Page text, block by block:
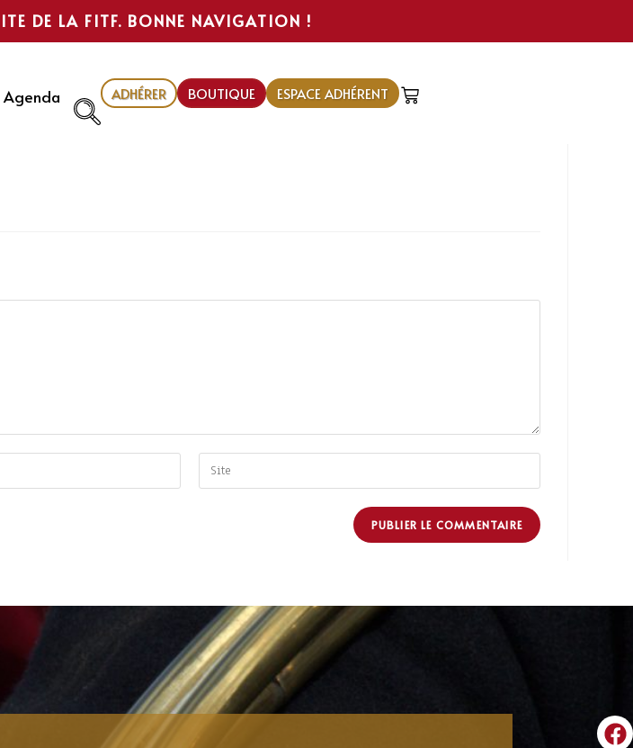
DE LA FITF. BONNE NAVIGATION !
Agenda
ADHÉRER BOUTIQUE ESPACE ADHÉRENT